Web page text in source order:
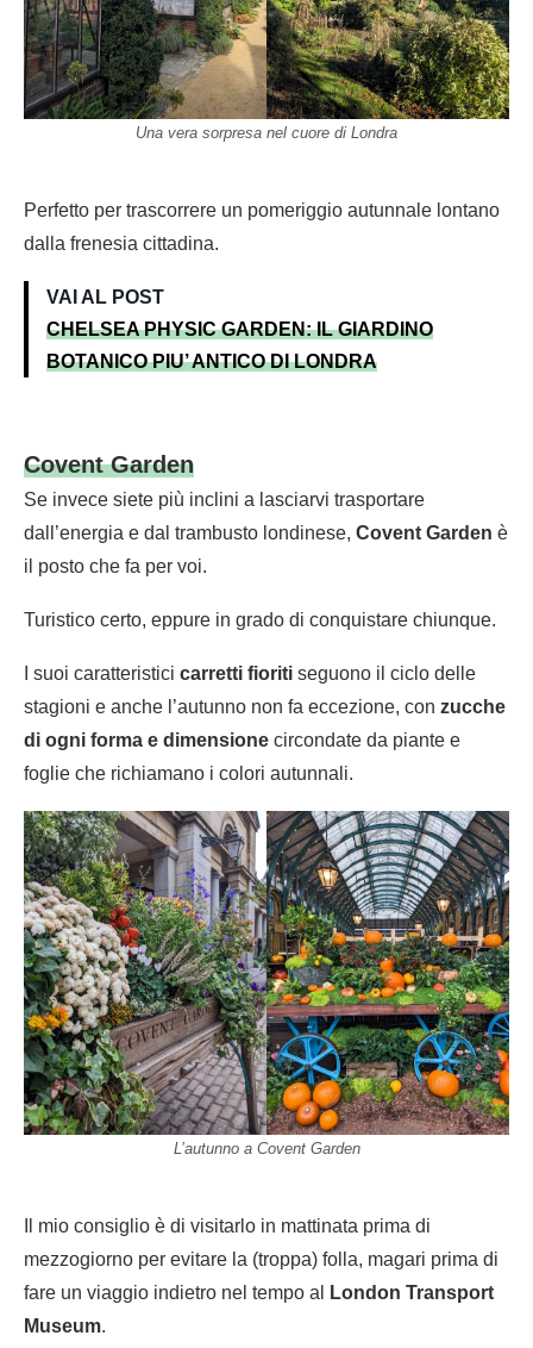
Una vera sorpresa nel cuore di Londra
Perfetto per trascorrere un pomeriggio autunnale lontano
dalla frenesia cittadina.
VAI AL POST
CHELSEA PHYSIC GARDEN: IL GIARDINO
BOTANICO PIU’ ANTICO DI LONDRA
Covent Garden
Se invece siete più inclini a lasciarvi trasportare
dall’energia e dal trambusto londinese, Covent Garden è
il posto che fa per voi.
Turistico certo, eppure in grado di conquistare chiunque.
I suoi caratteristici carretti fioriti seguono il ciclo delle
stagioni e anche l’autunno non fa eccezione, con zucche
di ogni forma e dimensione circondate da piante e
foglie che richiamano i colori autunnali.
L’autunno a Covent Garden
Il mio consiglio è di visitarlo in mattinata prima di
mezzogiorno per evitare la (troppa) folla, magari prima di
fare un viaggio indietro nel tempo al
London Transport
Museum.